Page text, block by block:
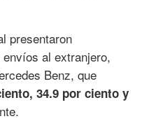
presentaron
al extranjero,
Benz, que
34.9 por ciento y